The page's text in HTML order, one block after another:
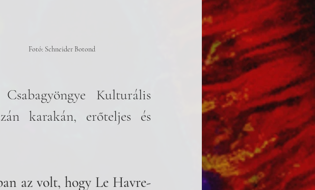
Fotó: Schneider Botond
Kulturális
karakán, erőteljes és
az volt, hogy Le Havre-